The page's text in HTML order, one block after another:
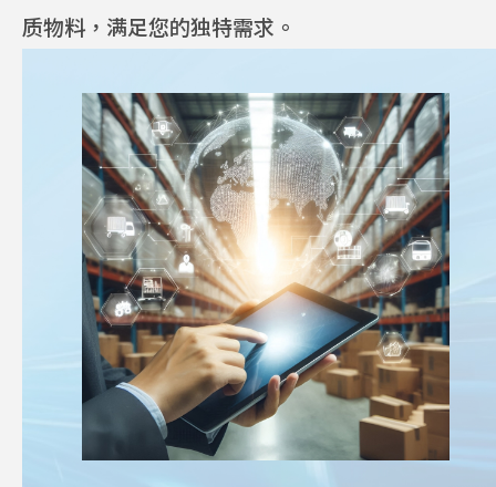
质物料，满足您的独特需求。
星光关怀
隐私政策
使用条款